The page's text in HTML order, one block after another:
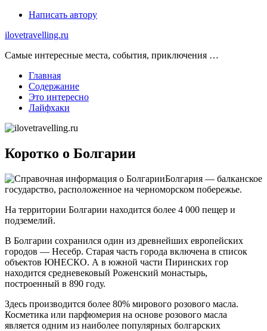
Skip
content
Написать автору
ilovetravelling.ru
Самые интересные места, события, приключения …
Главная
Содержание
Это интересно
Лайфхаки
Коротко о Болгарии
Болгария — балканское
государство, расположенное на черноморском побережье.
На территории Болгарии находится более 4 000 пещер и
подземелий.
В Болгарии сохранился один из древнейших европейских
городов — Несебр. Старая часть города включена в список
объектов ЮНЕСКО. А в южной части Пиринских гор
находится средневековый Роженский монастырь,
построенный в 890 году.
Здесь производится более 80% мирового розового масла.
Косметика или парфюмерия на основе розового масла
является одним из наиболее популярных болгарских